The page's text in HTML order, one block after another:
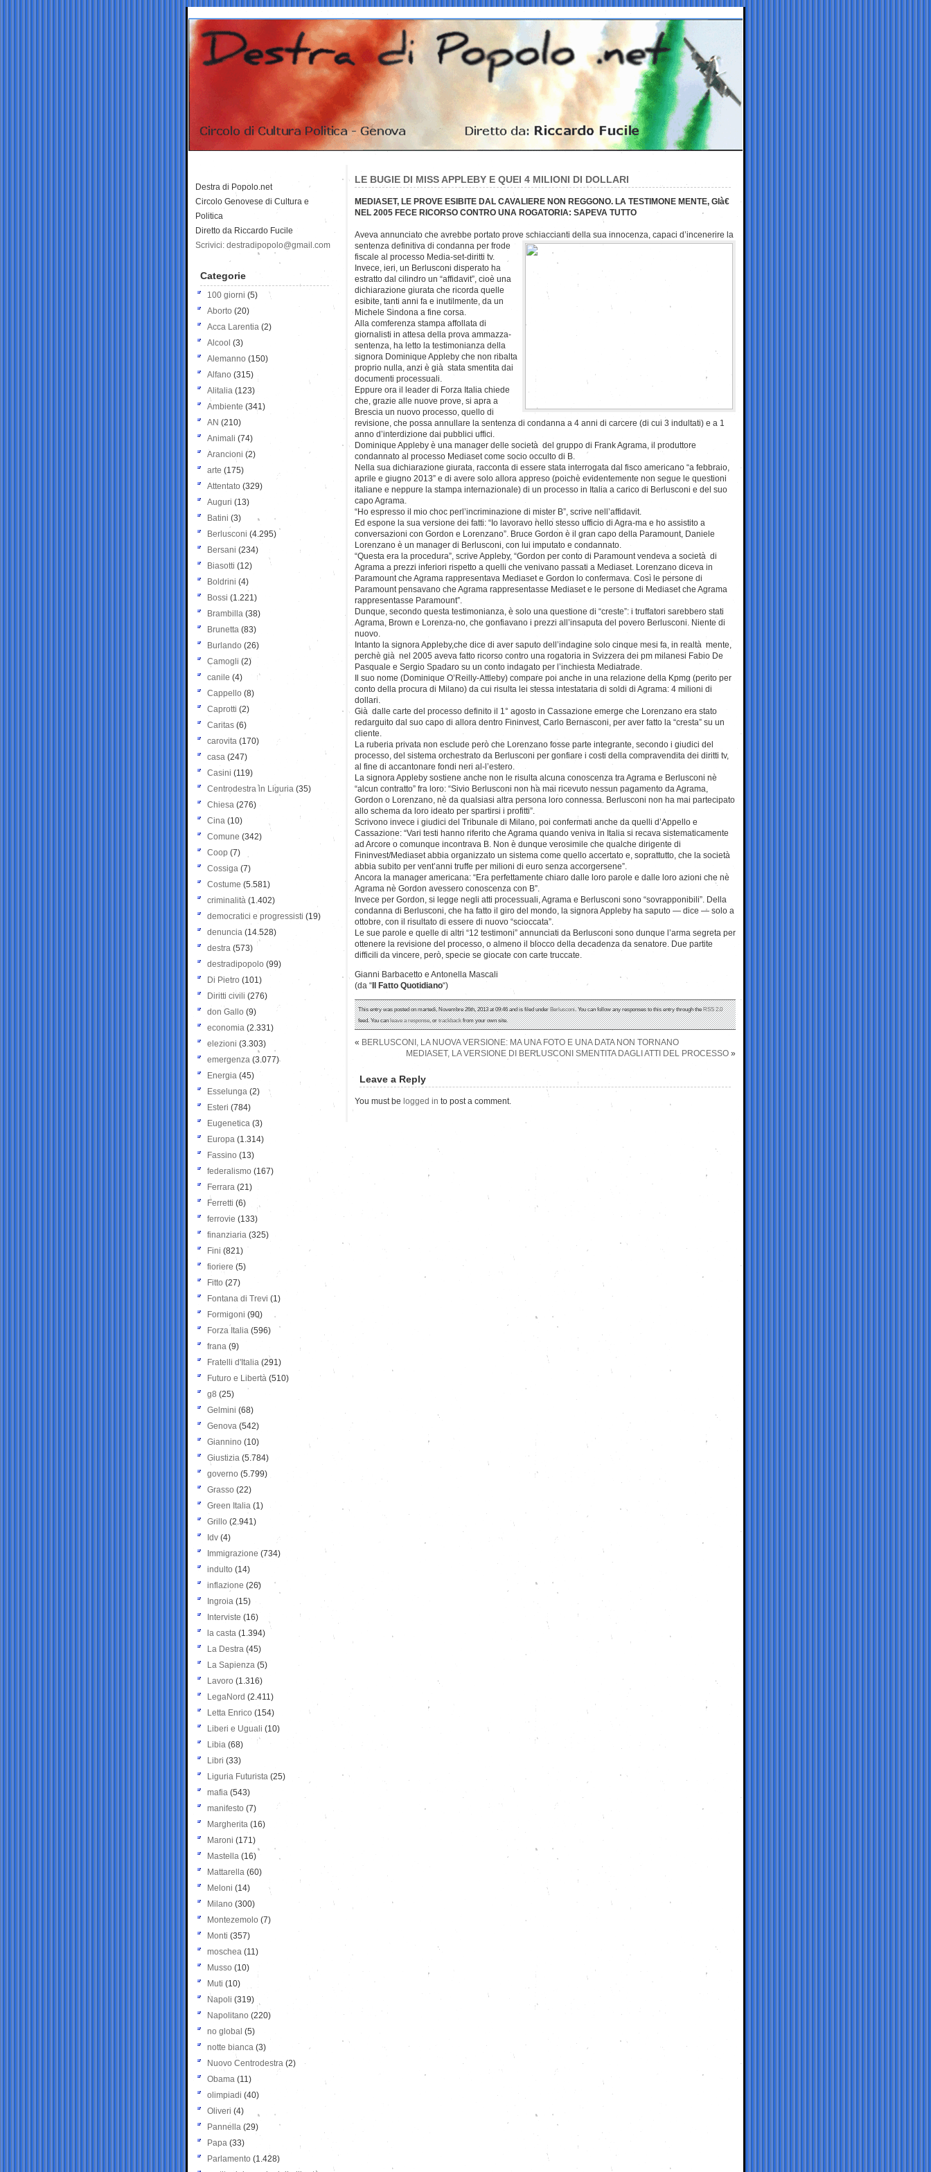
LE BUGIE DI MISS APPLEBY E QUEI 4 MILIONI DI DOLLARI
MEDIASET, LE PROVE ESIBITE DAL CAVALIERE NON REGGONO. LA TESTIMONE MENTE, GIà€
NEL 2005 FECE RICORSO CONTRO UNA ROGATORIA: SAPEVA TUTTO
Aveva annunciato che avrebbe portato prove schiaccianti della sua innocenza, capaci d’incenerire la
sentenza definitiva di condanna per frode
fiscale al processo Media-set-diritti tv.
Invece, ieri, un Berlusconi disperato ha
estratto dal cilindro un “affidavit”, cioè una
dichiarazione giurata che ricorda quelle
esibite, tanti anni fa e inutilmente, da un
Michele Sindona a fine corsa.
Alla comferenza stampa affollata di
giornalisti in attesa della prova ammazza-
sentenza, ha letto la testimonianza della
signora Dominique Appleby che non ribalta
proprio nulla, anzi è già stata smentita dai
documenti processuali.
Eppure ora il leader di Forza Italia chiede
che, grazie alle nuove prove, si apra a
Brescia un nuovo processo, quello di
revisione, che possa annullare la sentenza di condanna a 4 anni di carcere (di cui 3 indultati) e a 1
anno d’interdizione dai pubblici uffici.
Dominique Appleby è una manager delle società del gruppo di Frank Agrama, il produttore
condannato al processo Mediaset come socio occulto di B.
Nella sua dichiarazione giurata, racconta di essere stata interrogata dal fisco americano “a febbraio,
aprile e giugno 2013” e di avere solo allora appreso (poichè evidentemente non segue le questioni
italiane e neppure la stampa internazionale) di un processo in Italia a carico di Berlusconi e del suo
capo Agrama.
“Ho espresso il mio choc perl’incriminazione di mister B”, scrive nell’affidavit.
Ed espone la sua versione dei fatti: “Io lavoravo nello stesso ufficio di Agra-ma e ho assistito a
conversazioni con Gordon e Lorenzano”. Bruce Gordon è il gran capo della Paramount, Daniele
Lorenzano è un manager di Berlusconi, con lui imputato e condannato.
“Questa era la procedura”, scrive Appleby, “Gordon per conto di Paramount vendeva a società di
Agrama a prezzi inferiori rispetto a quelli che venivano passati a Mediaset. Lorenzano diceva in
Paramount che Agrama rappresentava Mediaset e Gordon lo confermava. Così le persone di
Paramount pensavano che Agrama rappresentasse Mediaset e le persone di Mediaset che Agrama
rappresentasse Paramount”.
Dunque, secondo questa testimonianza, è solo una questione di “creste”: i truffatori sarebbero stati
Agrama, Brown e Lorenza-no, che gonfiavano i prezzi all’insaputa del povero Berlusconi. Niente di
nuovo.
Intanto la signora Appleby,che dice di aver saputo dell’indagine solo cinque mesi fa, in realtà mente,
perchè già nel 2005 aveva fatto ricorso contro una rogatoria in Svizzera dei pm milanesi Fabio De
Pasquale e Sergio Spadaro su un conto indagato per l’inchiesta Mediatrade.
Il suo nome (Dominique O’Reilly-Attleby) compare poi anche in una relazione della Kpmg (perito per
conto della procura di Milano) da cui risulta lei stessa intestataria di soldi di Agrama: 4 milioni di
dollari.
Già dalle carte del processo definito il 1° agosto in Cassazione emerge che Lorenzano era stato
redarguito dal suo capo di allora dentro Fininvest, Carlo Bernasconi, per aver fatto la “cresta” su un
cliente.
La ruberia privata non esclude però che Lorenzano fosse parte integrante, secondo i giudici del
processo, del sistema orchestrato da Berlusconi per gonfiare i costi della compravendita dei diritti tv,
al fine di accantonare fondi neri al-l’estero.
La signora Appleby sostiene anche non le risulta alcuna conoscenza tra Agrama e Berlusconi nè
“alcun contratto” fra loro: “Sivio Berlusconi non ha mai ricevuto nessun pagamento da Agrama,
Gordon o Lorenzano, nè da qualsiasi altra persona loro connessa. Berlusconi non ha mai partecipato
allo schema da loro ideato per spartirsi i profitti”.
Scrivono invece i giudici del Tribunale di Milano, poi confermati anche da quelli d’Appello e
Cassazione: “Vari testi hanno riferito che Agrama quando veniva in Italia si recava sistematicamente
ad Arcore o comunque incontrava B. Non è dunque verosimile che qualche dirigente di
Fininvest/Mediaset abbia organizzato un sistema come quello accertato e, soprattutto, che la società
abbia subito per vent’anni truffe per milioni di euro senza accorgersene”.
Ancora la manager americana: “Era perfettamente chiaro dalle loro parole e dalle loro azioni che nè
Agrama nè Gordon avessero conoscenza con B”.
Invece per Gordon, si legge negli atti processuali, Agrama e Berlusconi sono “sovrapponibili”. Della
condanna di Berlusconi, che ha fatto il giro del mondo, la signora Appleby ha saputo — dice — solo a
ottobre, con il risultato di essere di nuovo “scioccata”.
Le sue parole e quelle di altri “12 testimoni” annunciati da Berlusconi sono dunque l’arma segreta per
ottenere la revisione del processo, o almeno il blocco della decadenza da senatore. Due partite
difficili da vincere, però, specie se giocate con carte truccate.
Gianni Barbacetto e Antonella Mascali
(da “ Il Fatto Quotidiano“)
This entry was posted on martedì, Novembre 26th, 2013 at 09:46 and is filed underBerlusconi. You can follow any responses to this entry through theRSS 2.0
feed. You canleave a response, ortrackbackfrom your own site.
« BERLUSCONI, LA NUOVA VERSIONE: MA UNA FOTO E UNA DATA NON TORNANO
MEDIASET, LA VERSIONE DI BERLUSCONI SMENTITA DAGLI ATTI DEL PROCESSO »
Leave a Reply
You must be logged in to post a comment.
Destra di Popolo.net
Circolo Genovese di Cultura e
Politica
Diretto da Riccardo Fucile
Scrivici: destradipopolo@gmail.com
Categorie
100 giorni (5)
Aborto (20)
Acca Larentia (2)
Alcool (3)
Alemanno (150)
Alfano (315)
Alitalia (123)
Ambiente (341)
AN (210)
Animali (74)
Arancioni (2)
arte (175)
Attentato (329)
Auguri (13)
Batini (3)
Berlusconi (4.295)
Bersani (234)
Biasotti (12)
Boldrini (4)
Bossi (1.221)
Brambilla (38)
Brunetta (83)
Burlando (26)
Camogli (2)
canile (4)
Cappello (8)
Caprotti (2)
Caritas (6)
carovita (170)
casa (247)
Casini (119)
Centrodestra in Liguria (35)
Chiesa (276)
Cina (10)
Comune (342)
Coop (7)
Cossiga (7)
Costume (5.581)
criminalità (1.402)
democratici e progressisti (19)
denuncia (14.528)
destra (573)
destradipopolo (99)
Di Pietro (101)
Diritti civili (276)
don Gallo (9)
economia (2.331)
elezioni (3.303)
emergenza (3.077)
Energia (45)
Esselunga (2)
Esteri (784)
Eugenetica (3)
Europa (1.314)
Fassino (13)
federalismo (167)
Ferrara (21)
Ferretti (6)
ferrovie (133)
finanziaria (325)
Fini (821)
fioriere (5)
Fitto (27)
Fontana di Trevi (1)
Formigoni (90)
Forza Italia (596)
frana (9)
Fratelli d'Italia (291)
Futuro e Libertà (510)
g8 (25)
Gelmini (68)
Genova (542)
Giannino (10)
Giustizia (5.784)
governo (5.799)
Grasso (22)
Green Italia (1)
Grillo (2.941)
Idv (4)
Immigrazione (734)
indulto (14)
inflazione (26)
Ingroia (15)
Interviste (16)
la casta (1.394)
La Destra (45)
La Sapienza (5)
Lavoro (1.316)
LegaNord (2.411)
Letta Enrico (154)
Liberi e Uguali (10)
Libia (68)
Libri (33)
Liguria Futurista (25)
mafia (543)
manifesto (7)
Margherita (16)
Maroni (171)
Mastella (16)
Mattarella (60)
Meloni (14)
Milano (300)
Montezemolo (7)
Monti (357)
moschea (11)
Musso (10)
Muti (10)
Napoli (319)
Napolitano (220)
no global (5)
notte bianca (3)
Nuovo Centrodestra (2)
Obama (11)
olimpiadi (40)
Oliveri (4)
Pannella (29)
Papa (33)
Parlamento (1.428)